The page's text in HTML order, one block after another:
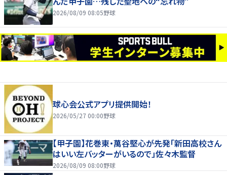
2026/08/09 08:05野球
球心会公式アプリ提供開始！
2026/05/27 00:00野球
【甲子園】花巻東・萬谷堅心が先発「新田高校さん
はいい左バッターがいるので」佐々木監督
2026/08/09 08:00野球